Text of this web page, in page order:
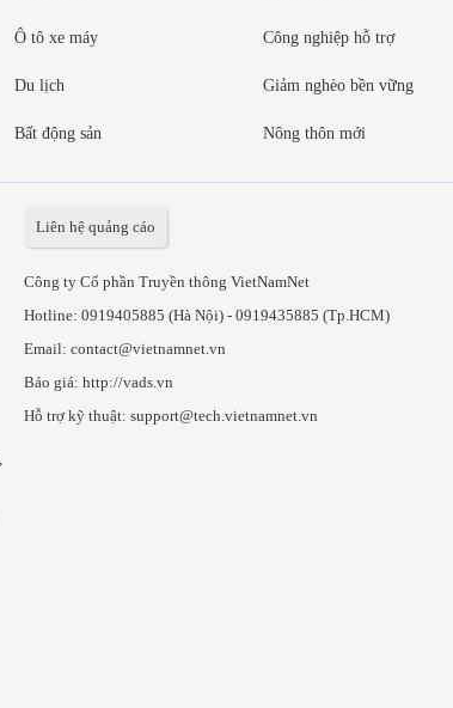
Ô tô xe máy
Du lịch
Bất động sản
Công nghiệp hỗ trợ
Giảm nghèo bền vững
Nông thôn mới
Liên hệ quảng cáo
Công ty Cổ phần Truyền thông VietNamNet
Hotline: 0919405885 (Hà Nội)- 0919435885 (Tp.HCM)
Email: contact@vietnamnet.vn
Báo giá: http://vads.vn
Hỗ trợ kỹ thuật: support@tech.vietnamnet.vn